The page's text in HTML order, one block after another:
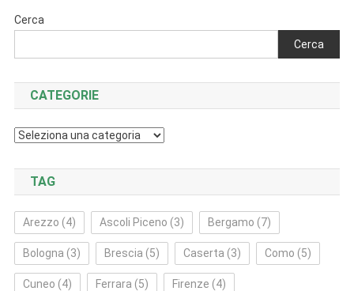
Cerca
Cerca
CATEGORIE
Categorie
TAG
Arezzo (4) Ascoli Piceno (3) Bergamo (7)
Bologna (3) Brescia (5) Caserta (3) Como (5)
Cuneo (4) Ferrara (5) Firenze (4)